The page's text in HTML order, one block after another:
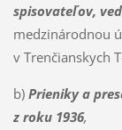
spisovateľov,
medzinárodnou
v Trenčianskych
b) Prieniky a
z roku 1936,